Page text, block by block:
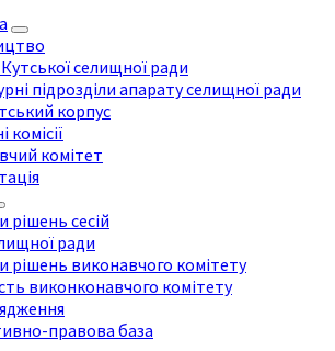
селищної ради
підрозділи апарату селищної ради
корпус
комісії
комітет
рішень сесій
ради
рішень виконавчого комітету
виконконавчого комітету
правова база